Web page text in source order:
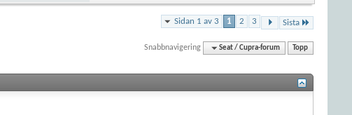
Sidan 1 av 3 1 2 3 Sista
Snabbnavigering Seat / Cupra-forum Topp